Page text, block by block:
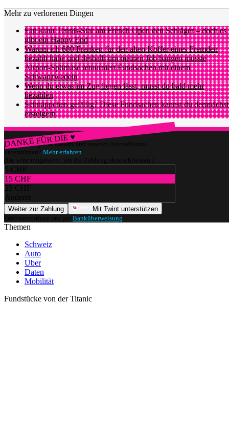
Mehr zu verlorenen Dingen
Fan klaut Tennis-Star am French Open den Schläger – doch es
gibt ein Happy End
Warum ich 680 Franken für den alten Koffer eines Fremden
bezahlt habe und deshalb um meinen Job bangen musste
Airport-Spürnase retourniert Fundsachen mit einem
Schwanzwedeln
Wenn du etwas im Zug liegen lässt, musst du bald mehr
bezahlen
Schnäppchen gefällig? Diese Fundsachen kannst du demnächst
ersteigern
DANKE FÜR DIE ♥
Würdest du gerne watson und unseren Journalismus
unterstützen? Mehr erfahren
(Du wirst umgeleitet, um die Zahlung abzuschliessen.)
5 CHF
15 CHF
25 CHF
Anderer
Weiter zur Zahlung
Mit Twint unterstützen
Oder unterstütze uns per Banküberweisung
Themen
Schweiz
Auto
Uber
Daten
Mobilität
Fundstücke von der Titanic